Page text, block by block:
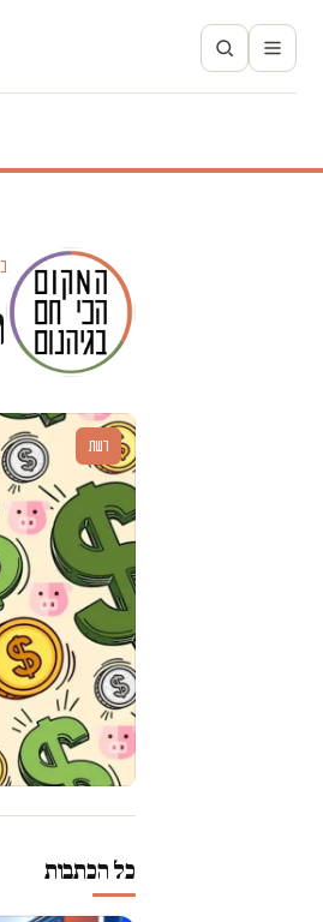
דעות
כל הכתבות